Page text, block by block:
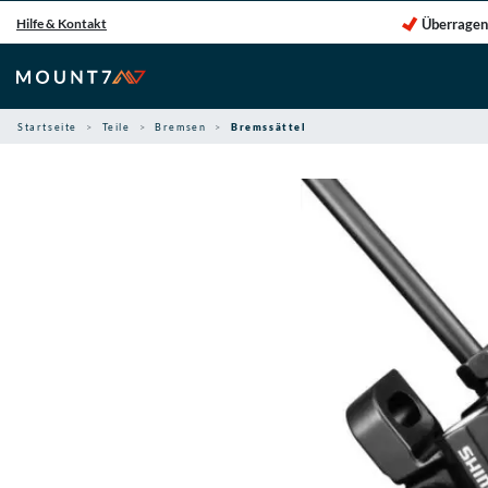
Inhalt
springen
Hilfe & Kontakt
Startseite Teile Bremsen Bremssättel